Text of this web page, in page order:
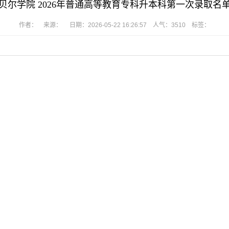
尔学院 2026年普通高等教育专科升本科第一次录取名
作者： 来源： 日期：2026-05-22 16:26:57 人气： 3510 标签：